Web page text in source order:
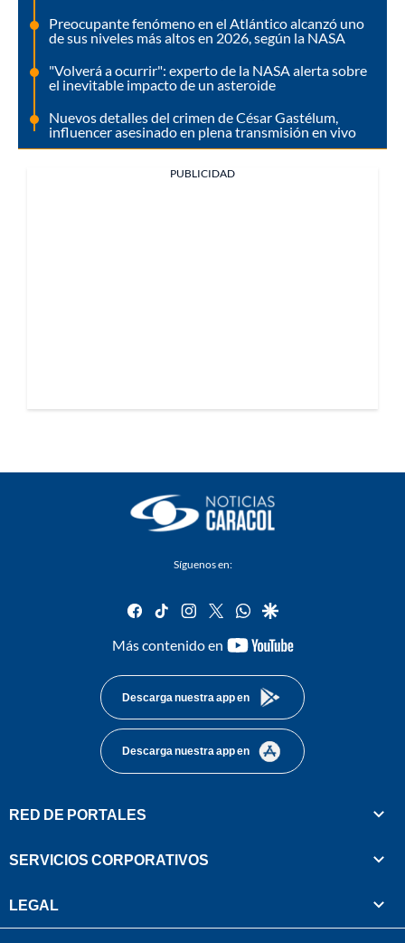
Preocupante fenómeno en el Atlántico alcanzó uno
de sus niveles más altos en 2026, según la NASA
"Volverá a ocurrir": experto de la NASA alerta sobre
el inevitable impacto de un asteroide
Nuevos detalles del crimen de César Gastélum,
influencer asesinado en plena transmisión en vivo
PUBLICIDAD
Síguenos en:
facebook
tiktok instagram
twitterwhatsapp
google
Más contenido en
youtube-
Descarga nuestra app en
Descarga nuestra app en
RED DE PORTALES
SERVICIOS CORPORATIVOS
LEGAL